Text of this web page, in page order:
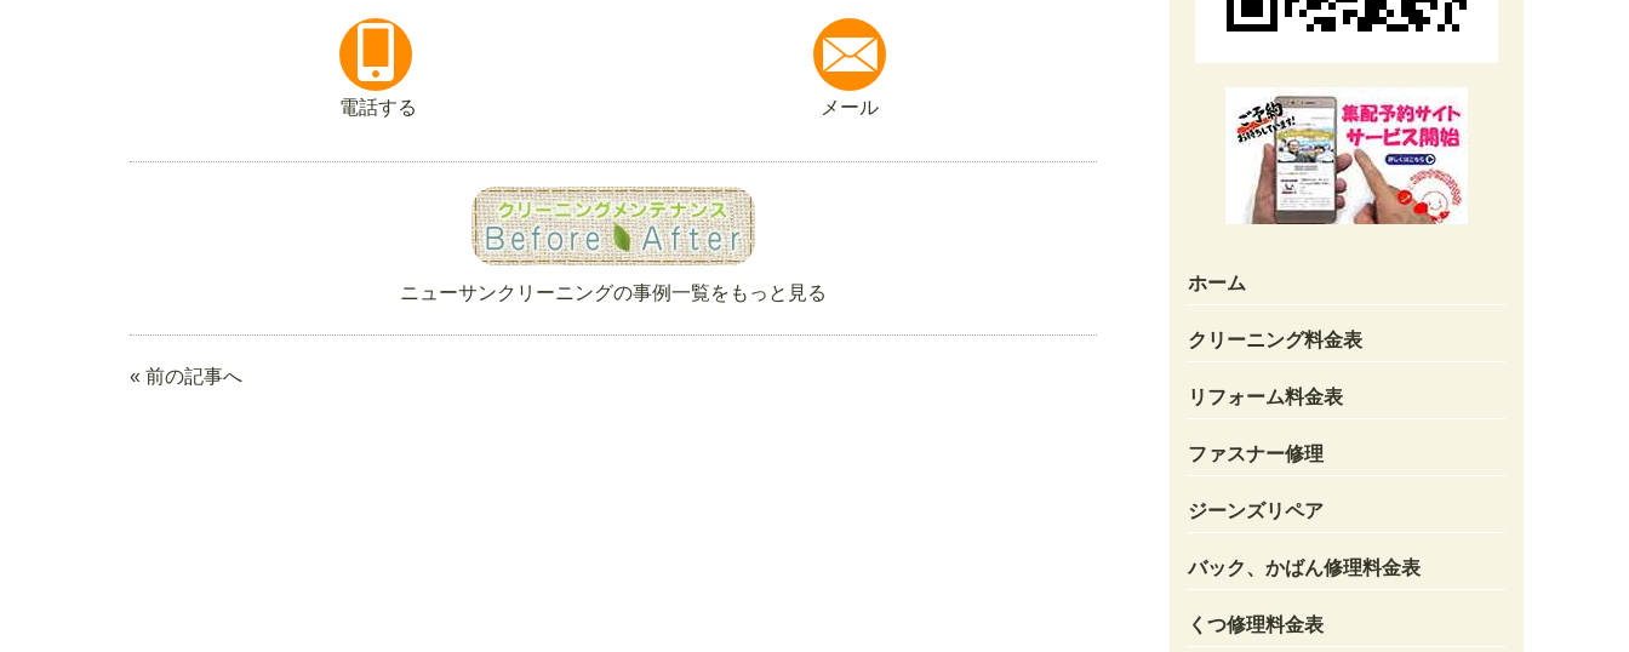
ホーム
クリーニング料金表
リフォーム料金表
ファスナー修理
ジーンズリペア
バック、かばん修理料金表
くつ修理料金表
電話する メール
ニューサンクリーニングの事例一覧をもっと見る
« 前の記事へ